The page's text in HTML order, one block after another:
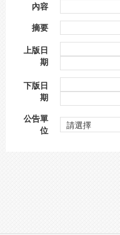
內容
摘要
上版日
期
下版日
期
公告單
位